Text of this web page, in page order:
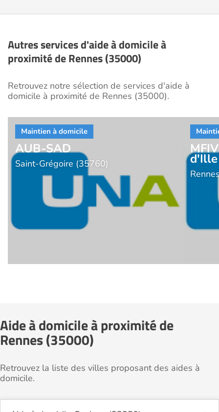
Autres services d'aide à domicile à
proximité de Rennes (35000)
Retrouvez notre sélection de services d'aide à
domicile à proximité de Rennes (35000).
AUB-SAD
Saint-Grégoire (35760)
Aide à domicile à proximité de
Rennes (35000)
Retrouvez la liste des villes proposant des aides à
domicile.